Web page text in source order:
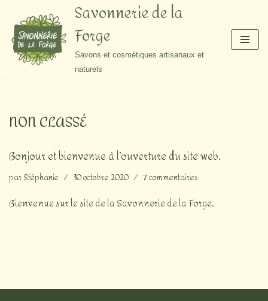
Aller
au
contenu
Savonnerie de la
Forge
Savons et cosmétiques artisanaux et
naturels
NON CLASSÉ
Bonjour et bienvenue à l’ouverture du site web.
parStéphanie 30 octobre 2020 7 commentaires
Bienvenue sur le site de la Savonnerie de la Forge.